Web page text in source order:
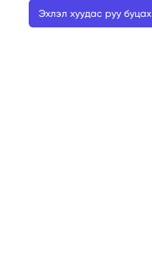
Эхлэл хуудас руу буцах